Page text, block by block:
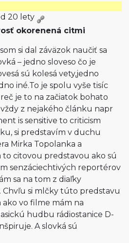
20 lety
okorenená citmi
si dal záväzok naučiť sa
– jedno sloveso čo je
sú kolesá vety,jedno
iné.To je spolu vyše tisíc
je to na začiatok bohato
z nejakého článku napr
is sensitive to criticism
si predstavím v duchu
Mirka Topolanka a
citovou predstavou ako sú
senzáciechtivých reportérov
sa na tom z diaľky
Chvľu si mlčky túto predstavu
vo filme mám na
hudbu rádiostanice D-
A slovká sú